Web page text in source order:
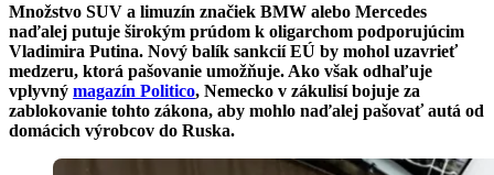
Množstvo SUV a limuzín značiek BMW alebo Mercedes
naďalej putuje širokým prúdom k oligarchom podporujúcim
Vladimira Putina. Nový balík sankcií EÚ by mohol uzavrieť
medzeru, ktorá pašovanie umožňuje. Ako však odhaľuje
vplyvný magazín Politico, Nemecko v zákulisí bojuje za
zablokovanie tohto zákona, aby mohlo naďalej pašovať autá od
domácich výrobcov do Ruska.